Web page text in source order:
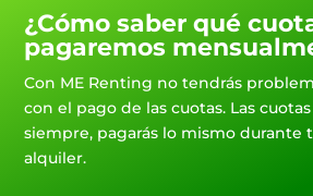
¿Cómo saber qué
pagaremos
Con ME Renting no tendrás
con el pago de las cuotas. Las
siempre, pagarás lo mismo durante
alquiler.